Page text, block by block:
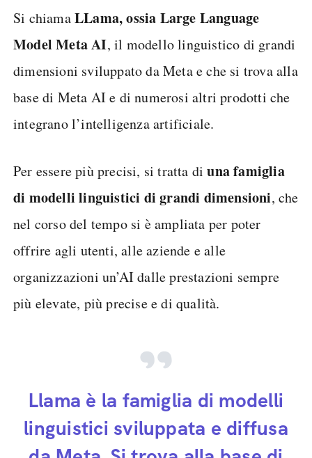
Si chiamaLLama, ossia Large Language
Model Meta AI, il modello linguistico di grandi
dimensioni sviluppato da Meta e che si trova alla
base di Meta AI e di numerosi altri prodotti che
integrano l’intelligenza artificiale.
Per essere più precisi, si tratta diuna famiglia
di modelli linguistici di grandi dimensioni, che
nel corso del tempo si è ampliata per poter
offrire agli utenti, alle aziende e alle
organizzazioni un’AI dalle prestazioni sempre
più elevate, più precise e di qualità.
Llama è la famiglia di modelli
linguistici sviluppata e diffusa